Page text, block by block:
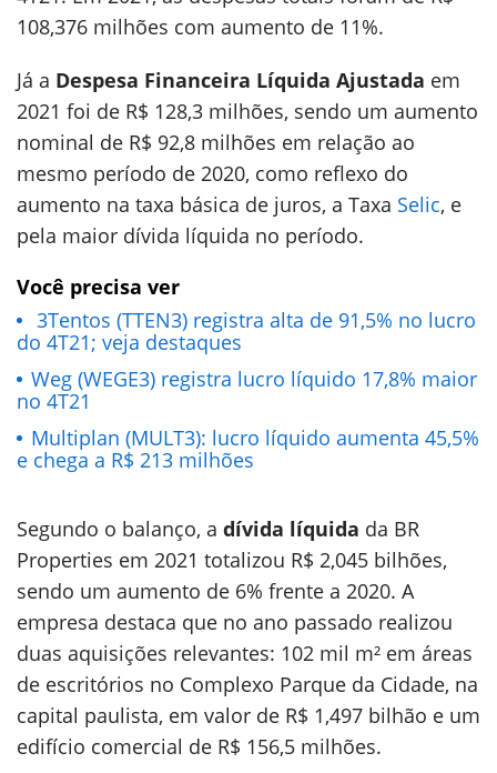
108,376 milhões com aumento de 11%.
Já a Despesa Financeira Líquida Ajustada em
2021 foi de R$ 128,3 milhões, sendo um aumento
nominal de R$ 92,8 milhões em relação ao
mesmo período de 2020, como reflexo do
aumento na taxa básica de juros, a Taxa Selic, e
pela maior dívida líquida no período.
Você precisa ver
3Tentos (TTEN3) registra alta de 91,5% no lucro
do 4T21; veja destaques
Weg (WEGE3) registra lucro líquido 17,8% maior
no 4T21
Multiplan (MULT3): lucro líquido aumenta 45,5%
e chega a R$ 213 milhões
Segundo o balanço, a dívida líquida da BR
Properties em 2021 totalizou R$ 2,045 bilhões,
sendo um aumento de 6% frente a 2020. A
empresa destaca que no ano passado realizou
duas aquisições relevantes: 102 mil m² em áreas
de escritórios no Complexo Parque da Cidade, na
capital paulista, em valor de R$ 1,497 bilhão e um
edifício comercial de R$ 156,5 milhões.